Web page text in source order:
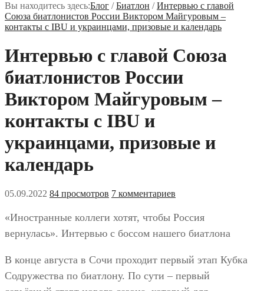
Вы находитесь здесь:Блог /Биатлон /Интервью с главой
Союза биатлонистов России Виктором Майгуровым –
контакты с IBU и украинцами, призовые и календарь
Интервью с главой Союза
биатлонистов России
Виктором Майгуровым –
контакты с IBU и
украинцами, призовые и
календарь
05.09.2022 84 просмотров 7 комментариев
«Иностранные коллеги хотят, чтобы Россия
вернулась». Интервью с боссом нашего биатлона
В конце августа в Сочи проходит первый этап Кубка
Содружества по биатлону. По сути – первый